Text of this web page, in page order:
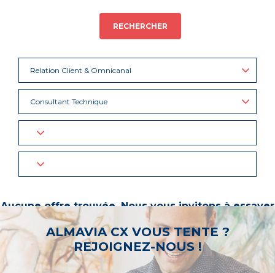
RECHERCHER
Relation Client & Omnicanal
Consultant Technique
Aucune offre trouvée. Nous vous invitons à essayer
d’autres mots-clés ou à sélectionner un « métier ».
ALMAVIA CX VOUS TENTE ?
REJOIGNEZ-NOUS !